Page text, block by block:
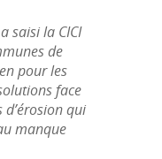
saisi la CICI
de
pour les
face
qui
manque